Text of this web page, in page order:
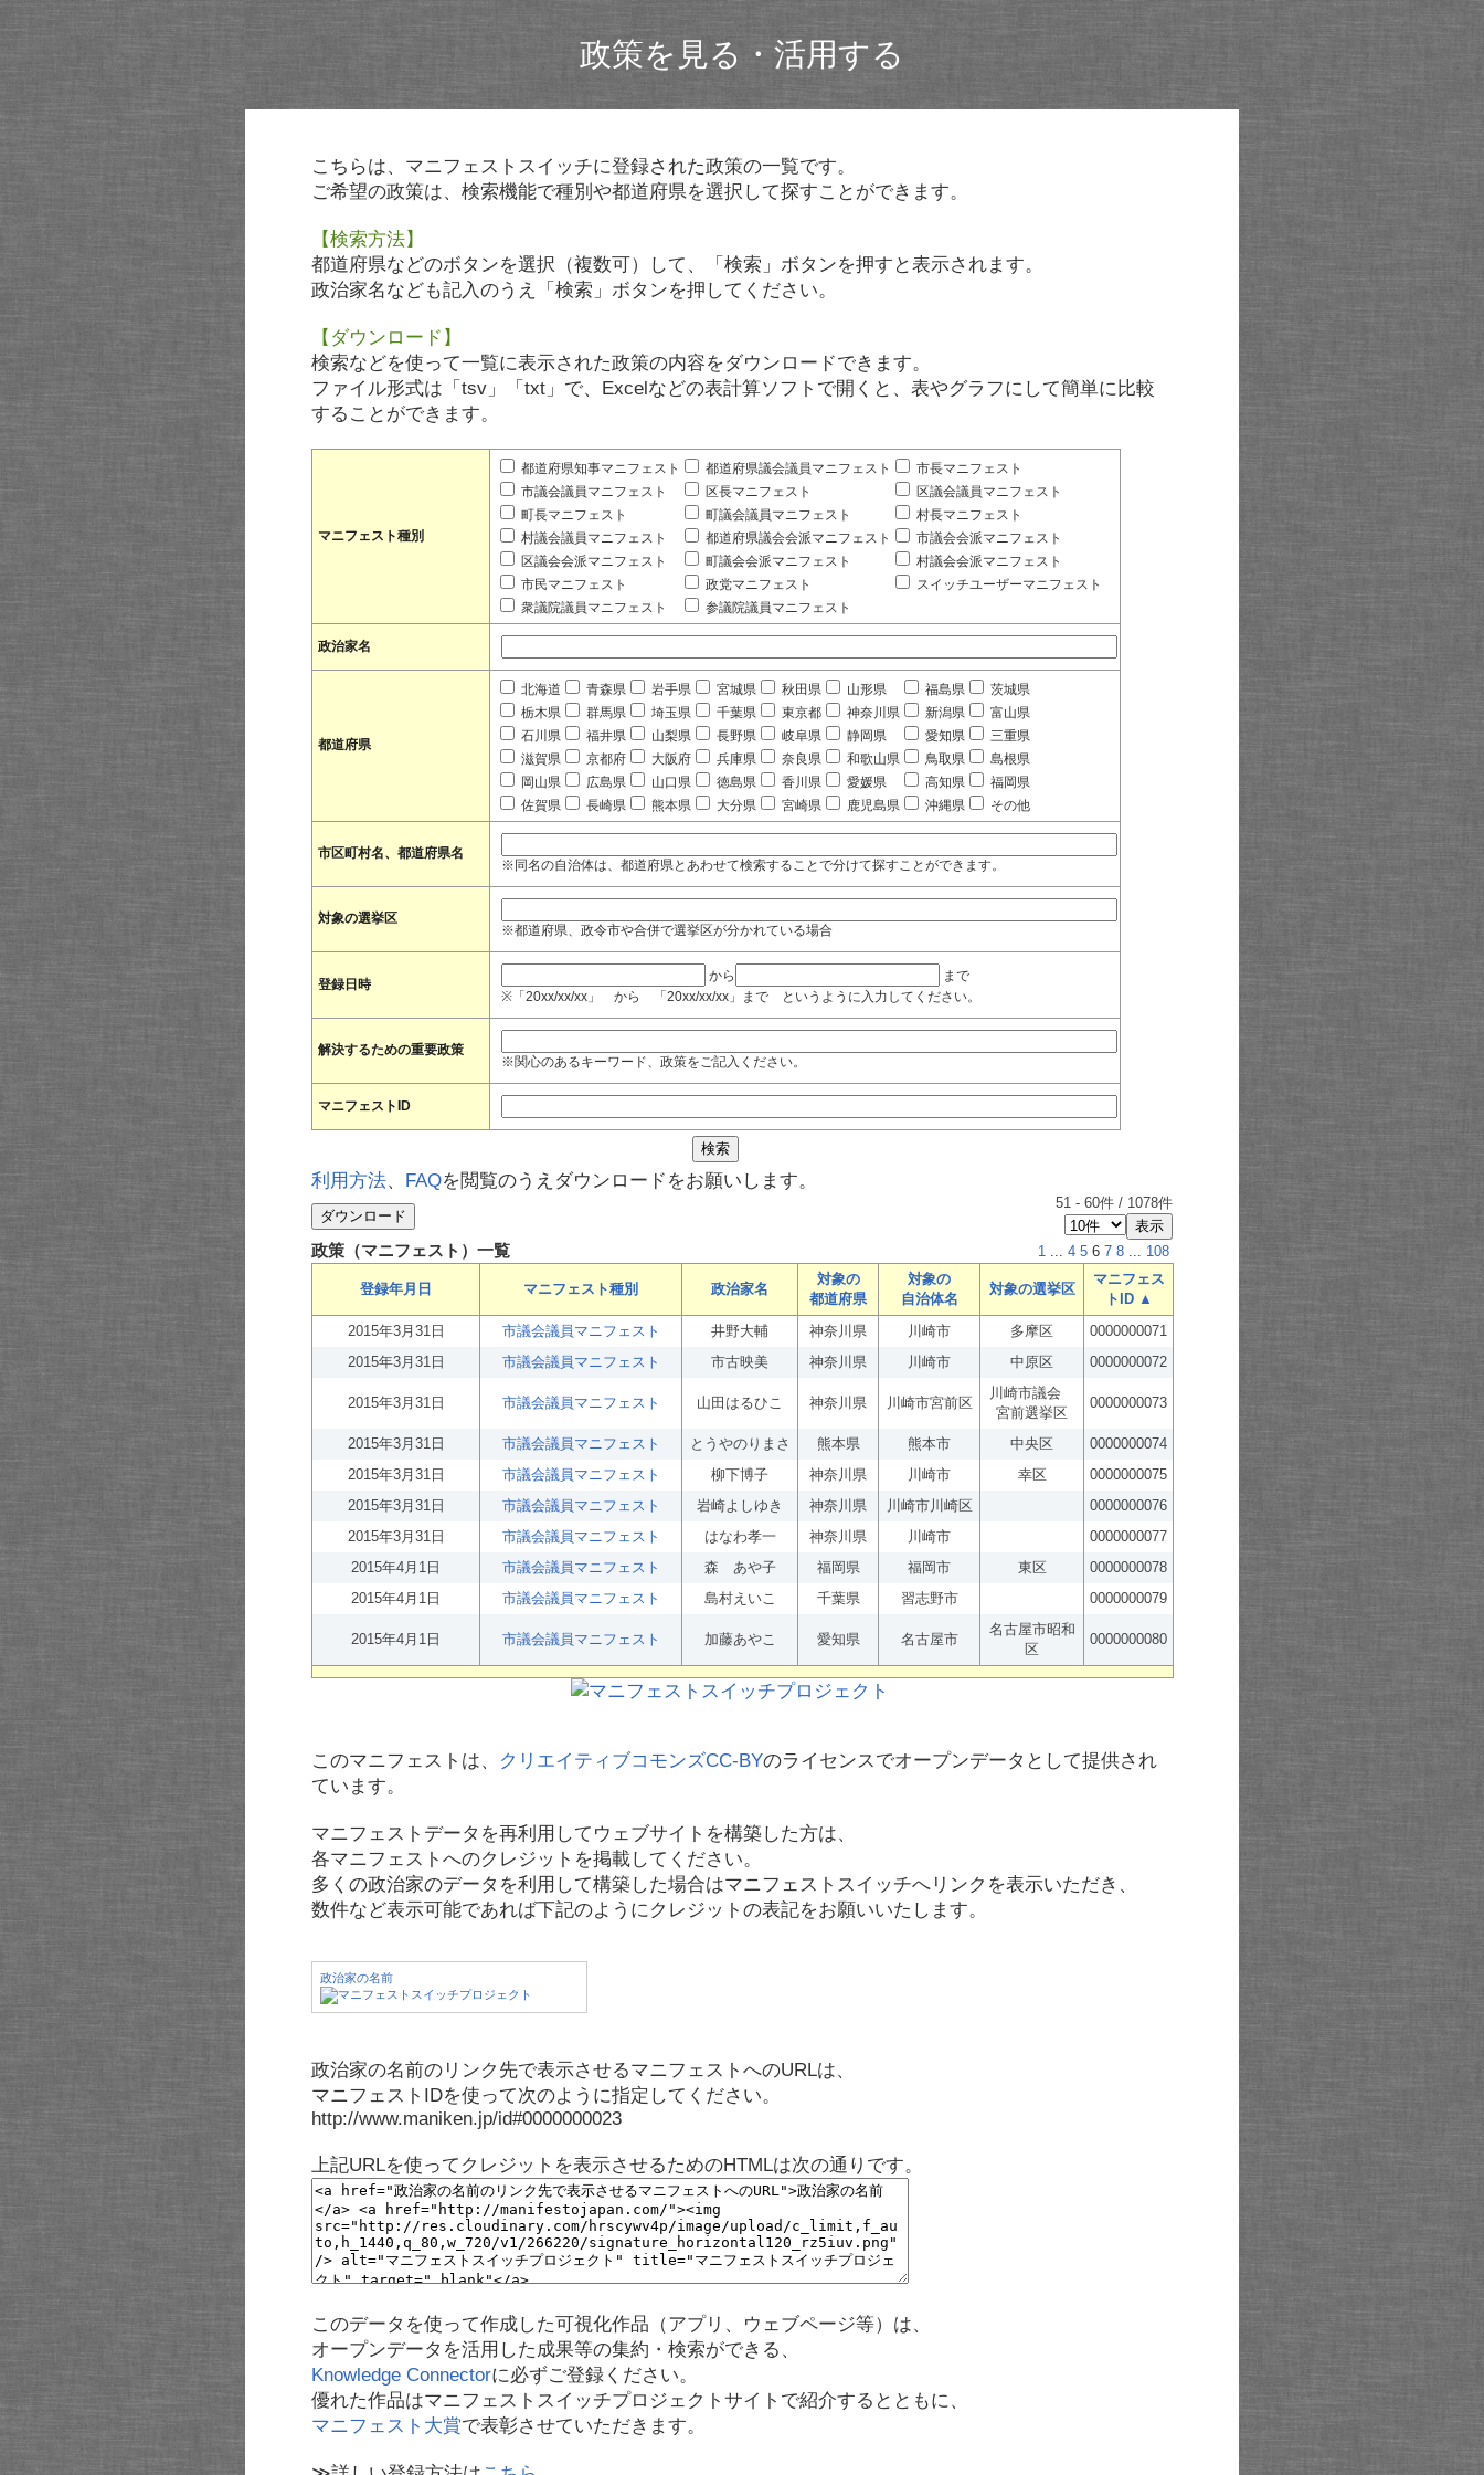
政策を見る・活用する
こちらは、マニフェストスイッチに登録された政策の一覧です。
ご希望の政策は、検索機能で種別や都道府県を選択して探すことができます。
【検索方法】
都道府県などのボタンを選択（複数可）して、「検索」ボタンを押すと表示されます。
政治家名なども記入のうえ「検索」ボタンを押してください。
【ダウンロード】
検索などを使って一覧に表示された政策の内容をダウンロードできます。
ファイル形式は「tsv」「txt」で、Excelなどの表計算ソフトで開くと、表やグラフにして簡単に比較
することができます。
マニフェスト種別
都道府県知事マニフェスト 都道府県議会議員マニフェスト
市長マニフェスト
市議会議員マニフェスト
区長マニフェスト
区議会議員マニフェスト
町長マニフェスト
町議会議員マニフェスト
村長マニフェスト
村議会議員マニフェスト
都道府県議会会派マニフェスト
市議会会派マニフェスト
区議会会派マニフェスト
町議会会派マニフェスト
村議会会派マニフェスト
市民マニフェスト
政党マニフェスト
スイッチユーザーマニフェスト
衆議院議員マニフェスト
参議院議員マニフェスト
政治家名
都道府県
北海道 青森県 岩手県 宮城県 秋田県 山形県 福島県
茨城県
栃木県
群馬県 埼玉県 千葉県 東京都 神奈川県 新潟県
富山県
石川県
福井県 山梨県 長野県 岐阜県 静岡県 愛知県
三重県
滋賀県
京都府 大阪府 兵庫県 奈良県 和歌山県 鳥取県
島根県
岡山県
広島県 山口県 徳島県 香川県 愛媛県 高知県
福岡県
佐賀県
長崎県 熊本県 大分県 宮崎県 鹿児島県 沖縄県 その他
市区町村名、都道府県名
※同名の自治体は、都道府県とあわせて検索することで分けて探すことができます。
対象の選挙区
※都道府県、政令市や合併で選挙区が分かれている場合
登録日時
から
まで
※「20xx/xx/xx」 から 「20xx/xx/xx」まで というように入力してください。
解決するための重要政策
※関心のあるキーワード、政策をご記入ください。
マニフェストID
利用方法、 FAQを閲覧のうえダウンロードをお願いします。
51 - 60件 / 1078件
政策（マニフェスト）一覧 1 ... 4 5 6 7 8 ... 108
登録年月日 マニフェスト種別 政治家名
対象の
都道府県
対象の
自治体名
対象の選挙区
マニフェス
トID ▲
2015年3月31日
市議会議員マニフェスト 井野大輔 神奈川県 川崎市 多摩区
0000000071
2015年3月31日
市議会議員マニフェスト 市古映美 神奈川県 川崎市 中原区 0000000072
2015年3月31日 市議会議員マニフェスト 山田はるひこ 神奈川県 川崎市宮前区
川崎市議会
宮前選挙区
0000000073
2015年3月31日 市議会議員マニフェスト とうやのりまさ 熊本県 熊本市 中央区
0000000074
2015年3月31日
市議会議員マニフェスト 柳下博子 神奈川県 川崎市 幸区
0000000075
2015年3月31日
市議会議員マニフェスト 岩崎よしゆき 神奈川県 川崎市川崎区
0000000076
2015年3月31日
市議会議員マニフェスト はなわ孝一 神奈川県 川崎市
0000000077
2015年4月1日
市議会議員マニフェスト 森 あや子 福岡県 福岡市 東区
0000000078
2015年4月1日
市議会議員マニフェスト 島村えいこ 千葉県 習志野市 0000000079
2015年4月1日 市議会議員マニフェスト 加藤あやこ 愛知県 名古屋市
名古屋市昭和
区
0000000080
このマニフェストは、 クリエイティブコモンズCC-BYのライセンスでオープンデータとして提供され
ています。
マニフェストデータを再利用してウェブサイトを構築した方は、
各マニフェストへのクレジットを掲載してください。
多くの政治家のデータを利用して構築した場合はマニフェストスイッチへリンクを表示いただき、
数件など表示可能であれば下記のようにクレジットの表記をお願いいたします。
政治家の名前
政治家の名前のリンク先で表示させるマニフェストへのURLは、
マニフェストIDを使って次のように指定してください。
http://www.maniken.jp/id#0000000023
上記URLを使ってクレジットを表示させるためのHTMLは次の通りです。
このデータを使って作成した可視化作品（アプリ、ウェブページ等）は、
オープンデータを活用した成果等の集約・検索ができる、
Knowledge Connectorに必ずご登録ください。
優れた作品はマニフェストスイッチプロジェクトサイトで紹介するとともに、
マニフェスト大賞で表彰させていただきます。